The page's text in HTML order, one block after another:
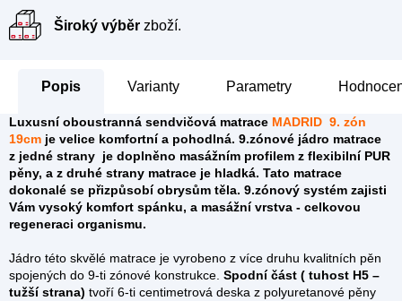
Široký výběr zboží.
Popis Parametry
Luxusní oboustranná sendvičová matrace MADRID 9. zón
19cm je velice komfortní a pohodlná. 9.zónové jádro matrace
z jedné strany je doplněno masážním profilem z flexibilní PUR
pěny, a z druhé strany matrace je hladká. Tato matrace
dokonalé se přizpůsobí obrysům těla. 9.zónový systém zajisti
Vám vysoký komfort spánku, a masážní vrstva - celkovou
regeneraci organismu.
Jádro této skvělé matrace je vyrobeno z více druhu kvalitních pěn
spojených do 9-ti zónové konstrukce. Spodní část ( tuhost H5 –
tužší strana) tvoří 6-ti centimetrová deska z polyuretanové pěny